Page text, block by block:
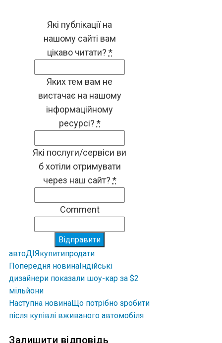
Які публікації на
нашому сайті вам
цікаво читати? *
Яких тем вам не
вистачає на нашому
інформаційному
ресурсі? *
Які послуги/сервіси ви
б хотіли отримувати
через наш сайт? *
Comment
Відправити
автоДІЯ купитипродати
Попередня новина Індійські
дизайнери показали шоу-кар за $2
мільйони
Наступна новинаЩо потрібно зробити
після купівлі вживаного автомобіля
Залишити відповідь